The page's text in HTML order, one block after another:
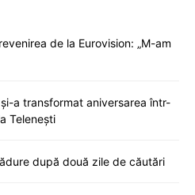
de la Eurovision: „M-am
a transformat aniversarea într-
Telenești
după două zile de căutări